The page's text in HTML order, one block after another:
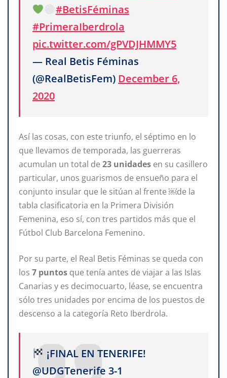
#BetisFéminas
#PrimeraIberdrola
pic.twitter.com/gPVDJHMMY5
— Real Betis Féminas
(@RealBetisFem) December 6,
2020
Así las cosas, con este triunfo, el séptimo en lo
que llevamos de temporada, las guerreras
acumulan un total de 23 unidades en su casillero
particular, unos guarismos de ensueño para el
conjunto insular que le sitúan al frente ￼de la
tabla clasificatoria en la Primera División
Femenina, eso sí, con tres partidos más que el
Fútbol Club Barcelona Femenino.
Por su parte, el Real Betis Féminas se queda con
los 7 puntos que tenía antes de viajar a las Islas
Canarias y es decimocuarto, léase, se encuentra
sólo tres unidades por encima de los puestos de
descenso a la categoría Reto Iberdrola.
¡FINAL EN TENERIFE!
@UDGTenerife 3-1